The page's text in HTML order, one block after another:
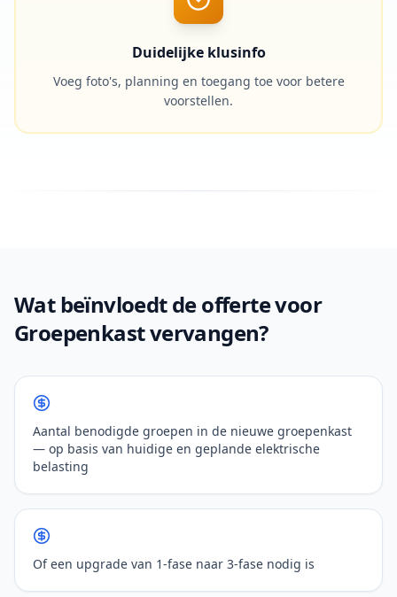
Duidelijke klusinfo
Voeg foto's, planning en toegang toe voor betere
voorstellen.
Wat beïnvloedt de offerte voor
Groepenkast vervangen?
Aantal benodigde groepen in de nieuwe groepenkast
— op basis van huidige en geplande elektrische
belasting
Of een upgrade van 1-fase naar 3-fase nodig is